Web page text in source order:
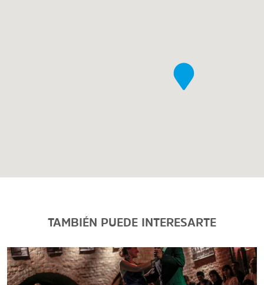
TAMBIÉN PUEDE INTERESARTE